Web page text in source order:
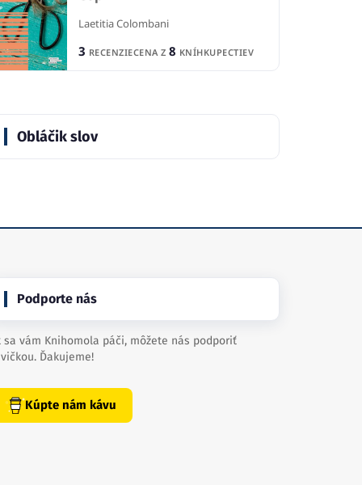
Laetitia Colombani
3 RECENZIECENA Z 8 KNÍHKUPECTIEV
Obláčik slov
Podporte nás
sa vám Knihomola páči, môžete nás podporiť
Ďakujeme!
Kúpte nám kávu